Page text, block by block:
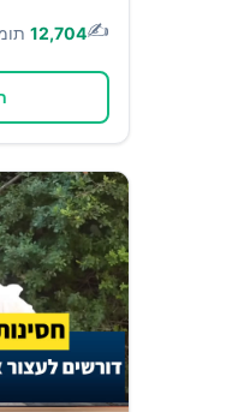
✍️
12,704